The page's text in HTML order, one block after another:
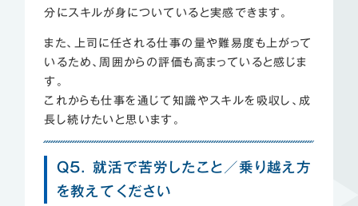
分にスキルが身についていると実感できます。
また、上司に任される仕事の量や難易度も上がって
いるため、周囲からの評価も高まっていると感じま
す。
これからも仕事を通じて知識やスキルを吸収し、成
長し続けたいと思います。
Q5. 就活で苦労したこと／乗り越え方
を教えてください